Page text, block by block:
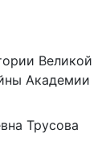
Великой
Академии
Трусова